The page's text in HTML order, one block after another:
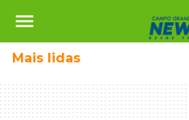
menu
Mais lidas